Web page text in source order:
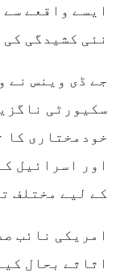
ایسے واقعے
نئی کشیدگی کی
جے ڈی وینس نے
سکیورٹی
خودمختاری کا
اور اسرائیل
کے لیے مختلف
امریکی نائب
اثاثے بحال